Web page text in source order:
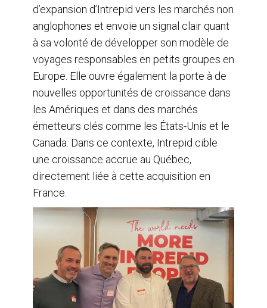
d’expansion d’Intrepid vers les marchés non
anglophones et envoie un signal clair quant
à sa volonté de développer son modèle de
voyages responsables en petits groupes en
Europe. Elle ouvre également la porte à de
nouvelles opportunités de croissance dans
les Amériques et dans des marchés
émetteurs clés comme les États-Unis et le
Canada. Dans ce contexte, Intrepid cible
une croissance accrue au Québec,
directement liée à cette acquisition en
France.